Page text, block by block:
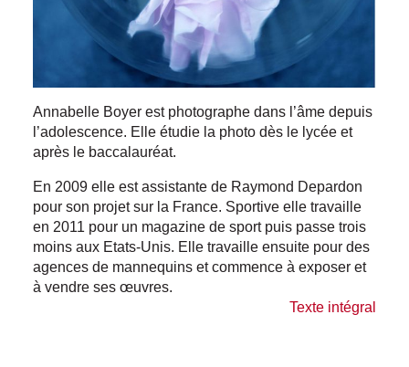
Annabelle Boyer est photographe dans l’âme depuis
l’adolescence. Elle étudie la photo dès le lycée et
après le baccalauréat.
En 2009 elle est assistante de Raymond Depardon
pour son projet sur la France. Sportive elle travaille
en 2011 pour un magazine de sport puis passe trois
moins aux Etats-Unis. Elle travaille ensuite pour des
agences de mannequins et commence à exposer et
à vendre ses œuvres.
Texte intégral